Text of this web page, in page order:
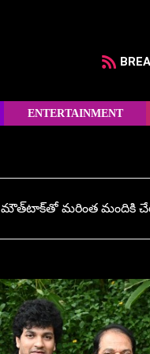
ENTERTAINMENT
మౌత్‌టాక్‌తో మరింత మందికి